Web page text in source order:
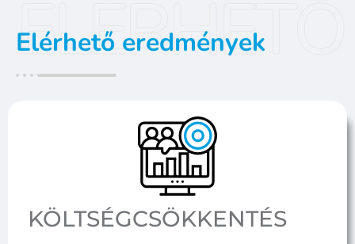
Elérhető eredmények
KÖLTSÉGCSÖKKENTÉS